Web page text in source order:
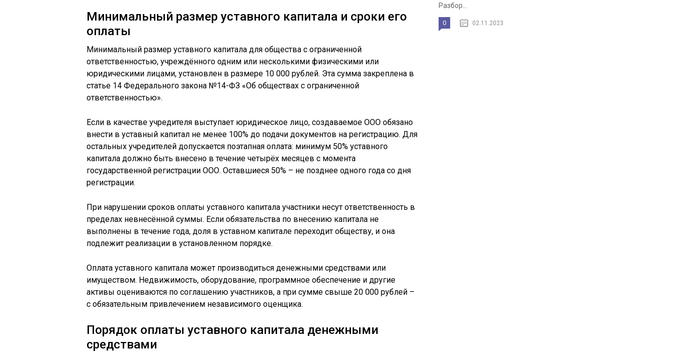
Минимальный размер уставного капитала и сроки его
оплаты
Минимальный размер уставного капитала для общества с ограниченной
ответственностью, учреждённого одним или несколькими физическими или
юридическими лицами, установлен в размере 10 000 рублей. Эта сумма закреплена в
статье 14 Федерального закона №14-ФЗ «Об обществах с ограниченной
ответственностью».
Если в качестве учредителя выступает юридическое лицо, создаваемое ООО обязано
внести в уставный капитал не менее 100% до подачи документов на регистрацию. Для
остальных учредителей допускается поэтапная оплата: минимум 50% уставного
капитала должно быть внесено в течение четырёх месяцев с момента
государственной регистрации ООО. Оставшиеся 50% – не позднее одного года со дня
регистрации.
При нарушении сроков оплаты уставного капитала участники несут ответственность в
пределах невнесённой суммы. Если обязательства по внесению капитала не
выполнены в течение года, доля в уставном капитале переходит обществу, и она
подлежит реализации в установленном порядке.
Оплата уставного капитала может производиться денежными средствами или
имуществом. Недвижимость, оборудование, программное обеспечение и другие
активы оцениваются по соглашению участников, а при сумме свыше 20 000 рублей –
с обязательным привлечением независимого оценщика.
Порядок оплаты уставного капитала денежными
средствами
Разбор...
0 02.11.2023